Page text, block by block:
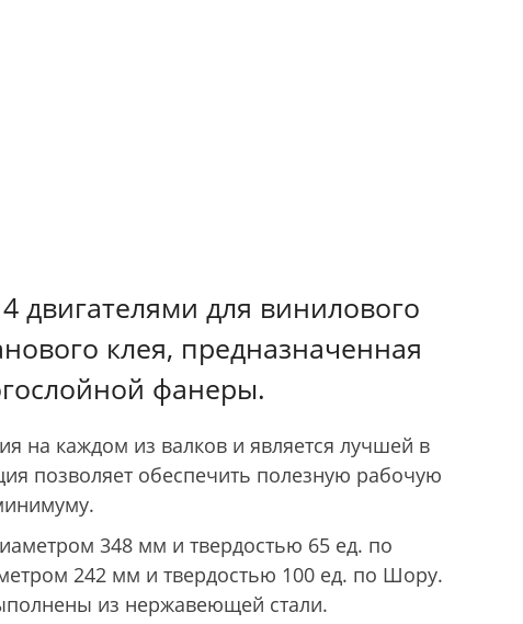
двигателями для винилового
клея, предназначенная
фанеры.
на каждом из валков и является лучшей в
позволяет обеспечить полезную рабочую
348 мм и твердостью 65 ед. по
242 мм и твердостью 100 ед. по Шору.
из нержавеющей стали.